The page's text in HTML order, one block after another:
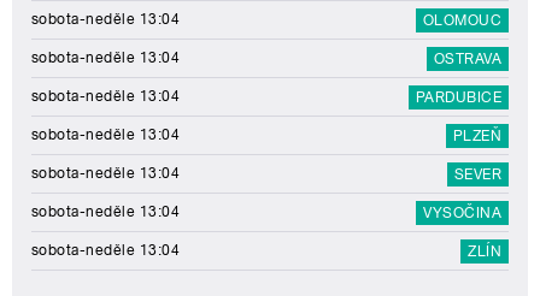
sobota-neděle 13:04 OLOMOUC
sobota-neděle 13:04 OSTRAVA
sobota-neděle 13:04 PARDUBICE
sobota-neděle 13:04 PLZEŇ
sobota-neděle 13:04 SEVER
sobota-neděle 13:04 VYSOČINA
sobota-neděle 13:04 ZLÍN